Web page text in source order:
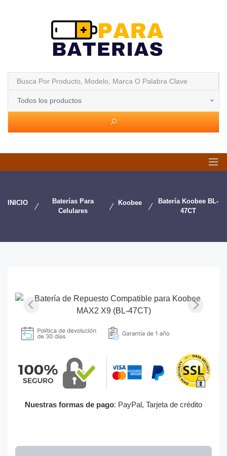
Todos los productos
INICIO
Baterías Para
Celulares
Koobee
Batería Koobee BL-
47CT
Nuestras formas de pago: PayPal, Tarjeta de crédito